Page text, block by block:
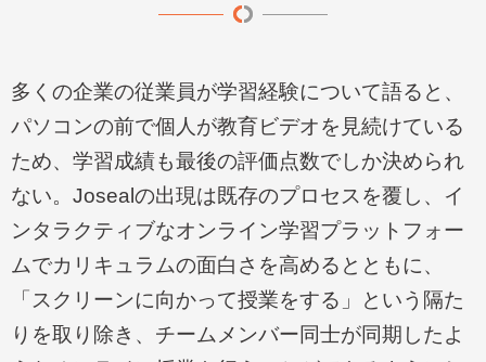
多くの企業の従業員が学習経験について語ると、
パソコンの前で個人が教育ビデオを見続けている
ため、学習成績も最後の評価点数でしか決められ
ない。 Joseal の出現は既存のプロセスを覆し、イ
ンタラクティブなオンライン学習プラットフォー
ムでカリキュラムの面白さを高めるとともに、
「スクリーンに向かって授業をする」という隔た
りを取り除き、チームメンバー同士が同期したよ